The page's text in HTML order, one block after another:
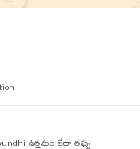
ఉత్తమం లేదా తప్పు